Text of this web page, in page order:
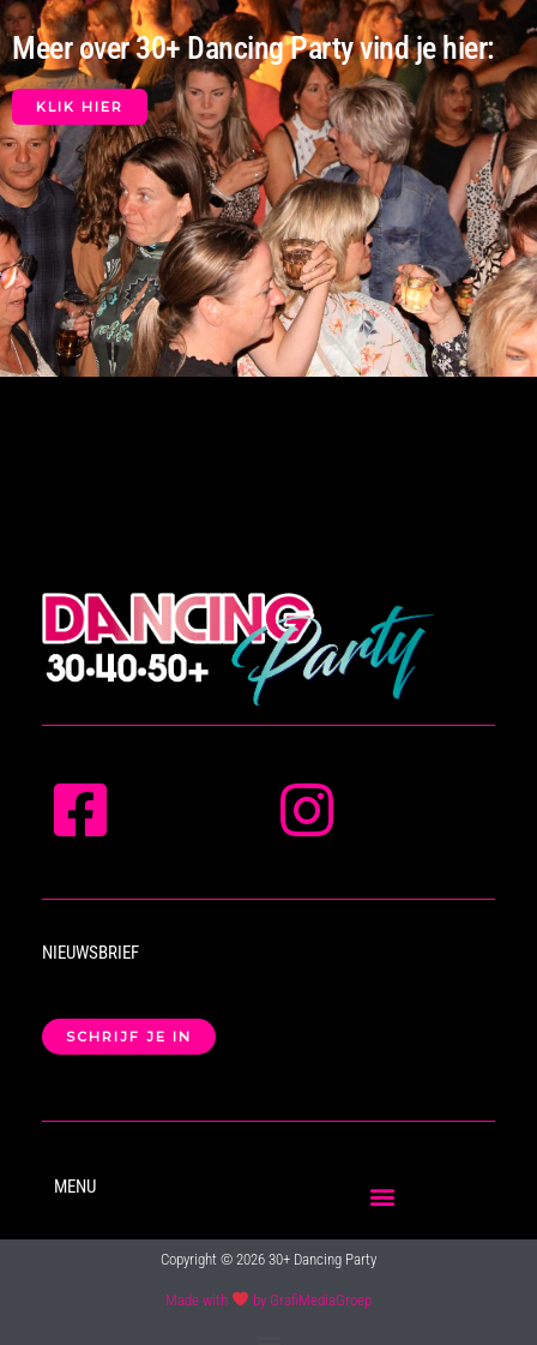
Meer over 30+ Dancing Party vind je hier:
KLIK HIER
NIEUWSBRIEF
SCHRIJF JE IN
MENU
Copyright © 2026 30+ Dancing Party
Made with by GrafiMediaGroep